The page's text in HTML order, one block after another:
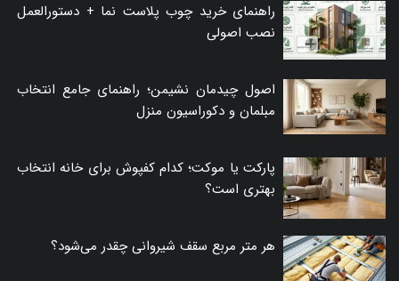
راهنمای خرید چوب پلاست نما + دستورالعمل
نصب اصولی
اصول چیدمان نشیمن؛ راهنمای جامع انتخاب
مبلمان و دکوراسیون منزل
پارکت یا موکت؛ کدام کفپوش برای خانه انتخاب
بهتری است؟
هر متر مربع سقف شیروانی چقدر می‌شود؟